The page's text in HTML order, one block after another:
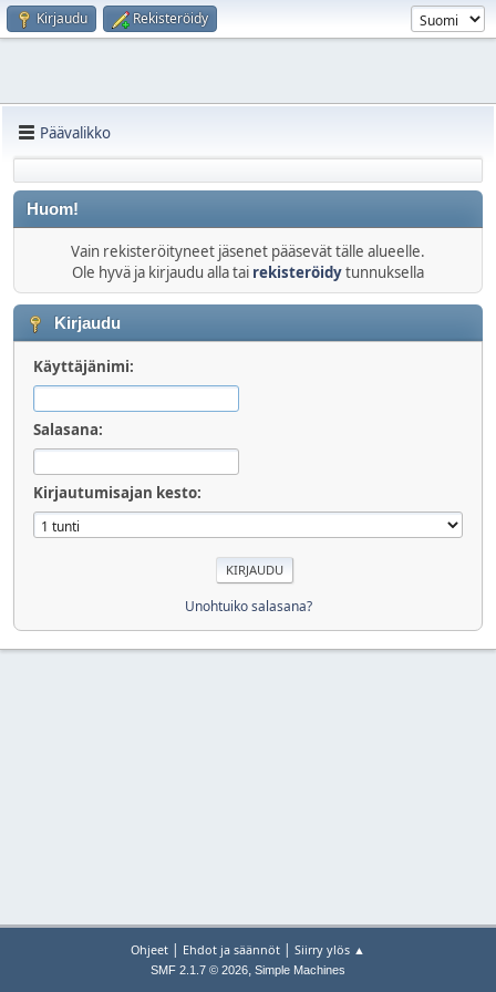
Kirjaudu Rekisteröidy
Päävalikko
Huom!
Vain rekisteröityneet jäsenet pääsevät tälle alueelle.
Ole hyvä ja kirjaudu alla tai rekisteröidytunnuksella
Kirjaudu
Käyttäjänimi:
Salasana:
Kirjautumisajan kesto:
Unohtuiko salasana?
Ohjeet | Ehdot ja säännöt | Siirry ylös ▲
SMF 2.1.7 © 2026, Simple Machines